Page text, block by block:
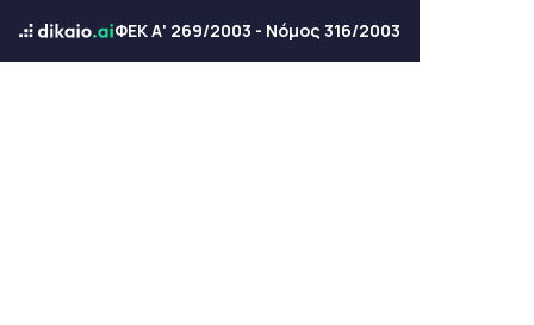
ΦΕΚ Α' 269/2003 - Νόμος 316/2003